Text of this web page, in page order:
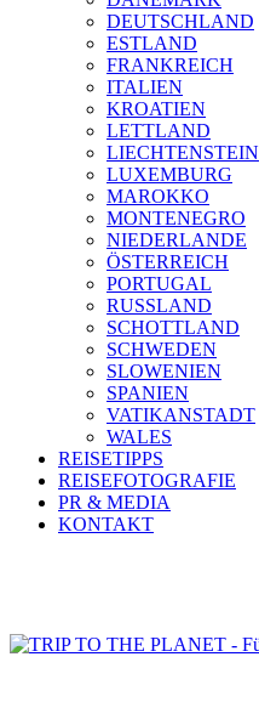
DEUTSCHLAND
ESTLAND
FRANKREICH
ITALIEN
KROATIEN
LETTLAND
LIECHTENSTEIN
LUXEMBURG
MAROKKO
MONTENEGRO
NIEDERLANDE
ÖSTERREICH
PORTUGAL
RUSSLAND
SCHOTTLAND
SCHWEDEN
SLOWENIEN
SPANIEN
VATIKANSTADT
WALES
REISETIPPS
REISEFOTOGRAFIE
PR & MEDIA
KONTAKT